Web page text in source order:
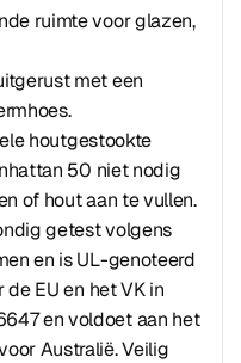
ruimte voor glazen,
met een
houtgestookte
50 niet nodig
of hout aan te vullen.
getest volgens
en is UL-genoteerd
EU en het VK in
en voldoet aan het
Australië. Veilig